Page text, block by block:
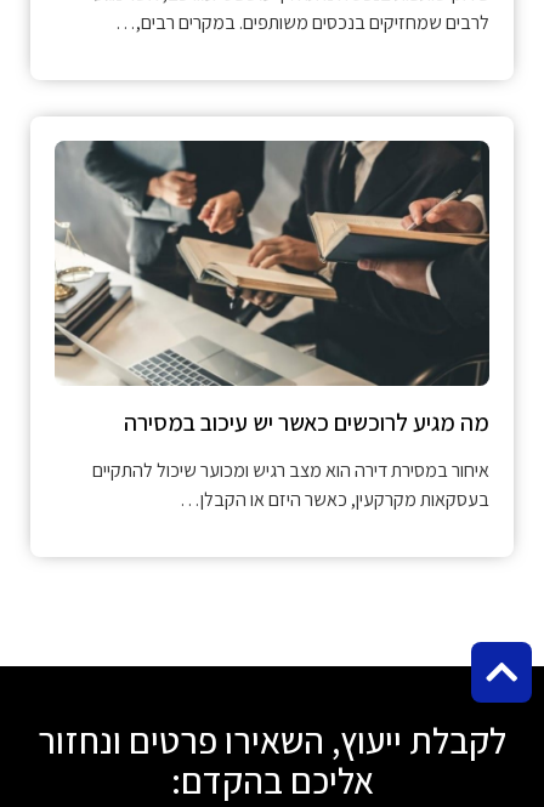
לרבים שמחזיקים בנכסים משותפים. במקרים רבים,…
מה מגיע לרוכשים כאשר יש עיכוב במסירה
איחור במסירת דירה הוא מצב רגיש ומכוער שיכול להתקיים
בעסקאות מקרקעין, כאשר היזם או הקבלן…
לקבלת ייעוץ, השאירו פרטים ונחזור
אליכם בהקדם: